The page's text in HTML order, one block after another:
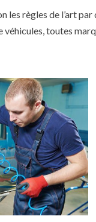
les règles de l’art
véhicules, toutes